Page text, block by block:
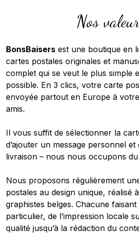
Nos
BonsBaisers est une boutique en
cartes postales originales et
complet qui se veut le plus simple
possible. En 3 clics, votre carte
envoyée partout en Europe à
amis.
Il vous suffit de sélectionner la
d’ajouter un message personnel et
livraison – nous nous occupons
Nous proposons régulièrement
postales au design unique, réalisé
graphistes belges. Chacune faisant
particulier, de l’impression locale
qualité jusqu’à la rédaction du